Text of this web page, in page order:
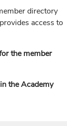
directory
access to
the member
the Academy